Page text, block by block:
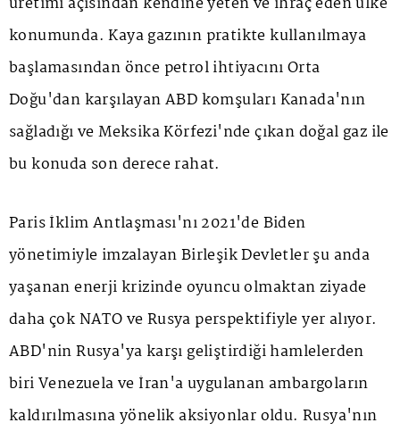
konumunda. Kaya gazının pratikte kullanılmaya
başlamasından önce petrol ihtiyacını Orta
Doğu'dan karşılayan ABD komşuları Kanada'nın
sağladığı ve Meksika Körfezi'nde çıkan doğal gaz ile
bu konuda son derece rahat.
Paris İklim Antlaşması'nı 2021'de Biden
yönetimiyle imzalayan Birleşik Devletler şu anda
yaşanan enerji krizinde oyuncu olmaktan ziyade
daha çok NATO ve Rusya perspektifiyle yer alıyor.
ABD'nin Rusya'ya karşı geliştirdiği hamlelerden
biri Venezuela ve İran'a uygulanan ambargoların
kaldırılmasına yönelik aksiyonlar oldu. Rusya'nın